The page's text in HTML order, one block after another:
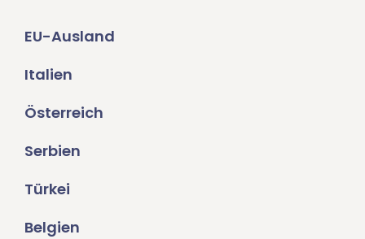
EU-Ausland
Italien
Österreich
Serbien
Türkei
Belgien